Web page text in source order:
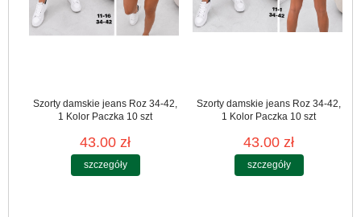
Szorty damskie jeans Roz 34-42,
1 Kolor Paczka 10 szt
43.00 zł
szczegóły
Szorty damskie jeans Roz 34-42,
1 Kolor Paczka 10 szt
43.00 zł
szczegóły